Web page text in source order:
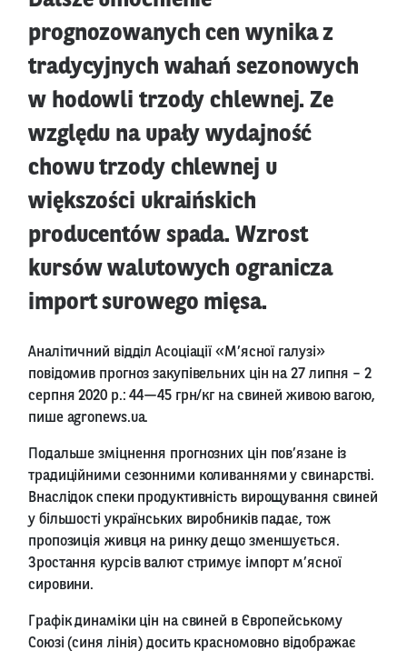
prognozowanych cen wynika z
tradycyjnych wahań sezonowych
w hodowli trzody chlewnej. Ze
względu na upały wydajność
chowu trzody chlewnej u
większości ukraińskich
producentów spada. Wzrost
kursów walutowych ogranicza
import surowego mięsa.
Аналітичний відділ Асоціації «М’ясної галузі»
повідомив прогноз закупівельних цін на 27 липня – 2
серпня 2020 р.: 44—45 грн/кг на свиней живою вагою,
пише agronews.ua.
Подальше зміцнення прогнозних цін пов’язане із
традиційними сезонними коливаннями у свинарстві.
Внаслідок спеки продуктивність вирощування свиней
у більшості українських виробників падає, тож
пропозиція живця на ринку дещо зменшується.
Зростання курсів валют стримує імпорт м’ясної
сировини.
Графік динаміки цін на свиней в Європейському
Союзі (синя лінія) досить красномовно відображає